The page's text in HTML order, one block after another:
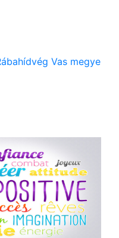
Vas megye